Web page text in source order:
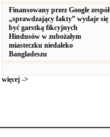
Finansowany przez Google zespół
„sprawdzający fakty” wydaje się
być garstką fikcyjnych
Hindusów w zubożałym
miasteczku niedaleko
Bangladeszu
więcej ->